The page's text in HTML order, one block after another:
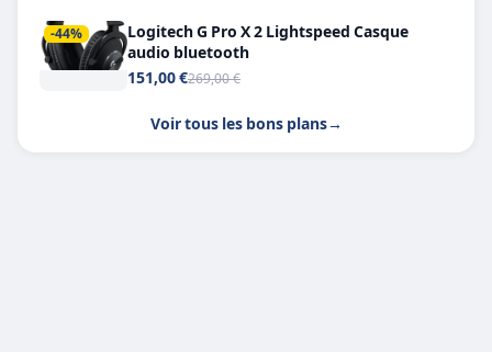
-44%
Logitech G Pro X 2 Lightspeed Casque
audio bluetooth
151,00 €269,00 €
Voir tous les bons plans→